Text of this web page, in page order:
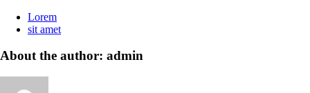
Lorem
sit amet
About the author: admin